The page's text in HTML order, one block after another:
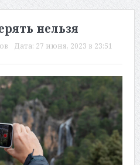
нельзя
Дата: 27 июня, 2023 в 23:51